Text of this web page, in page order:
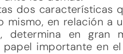
dos características
mismo, en relación a
en gran
importante en